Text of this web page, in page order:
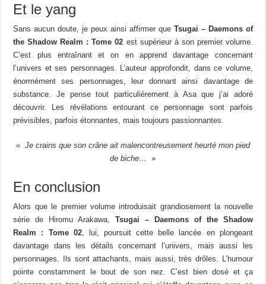
Et le yang
Sans aucun doute, je peux ainsi affirmer que Tsugai – Daemons of
the Shadow Realm : Tome 02 est supérieur à son premier volume.
C’est plus entraînant et on en apprend davantage concernant
l’univers et ses personnages. L’auteur approfondit, dans ce volume,
énormément ses personnages, leur donnant ainsi davantage de
substance. Je pense tout particulièrement à Asa que j’ai adoré
découvrir. Les révélations entourant ce personnage sont parfois
prévisibles, parfois étonnantes, mais toujours passionnantes.
« Je crains que son crâne ait malencontreusement heurté mon pied
de biche…
»
En conclusion
Alors que le premier volume introduisait grandiosement la nouvelle
série de Hiromu Arakawa,Tsugai – Daemons of the Shadow
Realm : Tome 02, lui, poursuit cette belle lancée en plongeant
davantage dans les détails concernant l’univers, mais aussi les
personnages. Ils sont attachants, mais aussi, très drôles. L’humour
pointe constamment le bout de son nez. C’est bien dosé et ça